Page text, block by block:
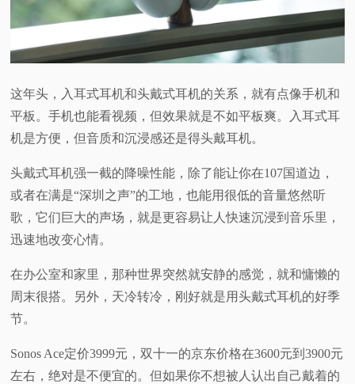
这年头，入耳式耳机和头戴式耳机的关系，就有点像手机和
平板。手机也能看视频，但效果就是不如平板爽。入耳式耳
机是方便，但音质和沉浸感还是得头戴耳机。
头戴式耳机强一截的降噪性能，除了能让你在107国道边，
或者在满是“深圳之声”的工地，也能用很低的音量悠然听
歌，它们巨大的声场，就是更容易让人快速沉浸到音乐里，
迅速地改变心情。
在办公室和家里，那种世界突然就安静的感觉，就和慵懒的
周末很搭。另外，天冷转冷，刚好就是用头戴式耳机的好季
节。
Sonos Ace定价3999元，双十一的京东价格在3600元到3900元
左右，绝对是不便宜的。但如果你不想被人认出自己戴着的